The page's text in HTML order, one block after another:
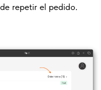
repetir el pedido.